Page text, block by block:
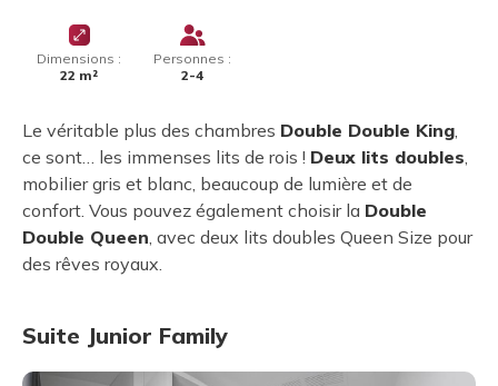
Dimensions :
22 m²
Personnes :
2-4
Le véritable plus des chambres Double Double King,
ce sont… les immenses lits de rois ! Deux lits doubles,
mobilier gris et blanc, beaucoup de lumière et de
confort. Vous pouvez également choisir la Double
Double Queen, avec deux lits doubles Queen Size pour
des rêves royaux.
Suite Junior Family